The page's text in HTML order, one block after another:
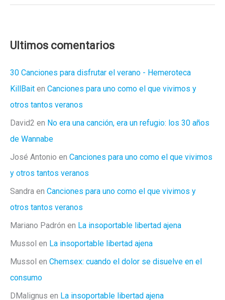
discos
año
Ultimos comentarios
30 Canciones para disfrutar el verano - Hemeroteca
KillBait en Canciones para uno como el que vivimos y
otros tantos veranos
David2 en No era una canción, era un refugio: los 30 años
de Wannabe
José Antonio en Canciones para uno como el que vivimos
y otros tantos veranos
Sandra en Canciones para uno como el que vivimos y
otros tantos veranos
Mariano Padrón en La insoportable libertad ajena
Mussol en La insoportable libertad ajena
Mussol en Chemsex: cuando el dolor se disuelve en el
consumo
DMalignus en La insoportable libertad ajena